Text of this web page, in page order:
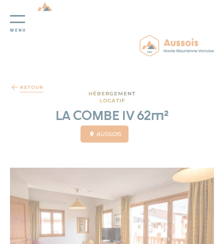
MENU
RETOUR
HÉBERGEMENT
LOCATIF
LA COMBE IV 62m²
AUSSOIS